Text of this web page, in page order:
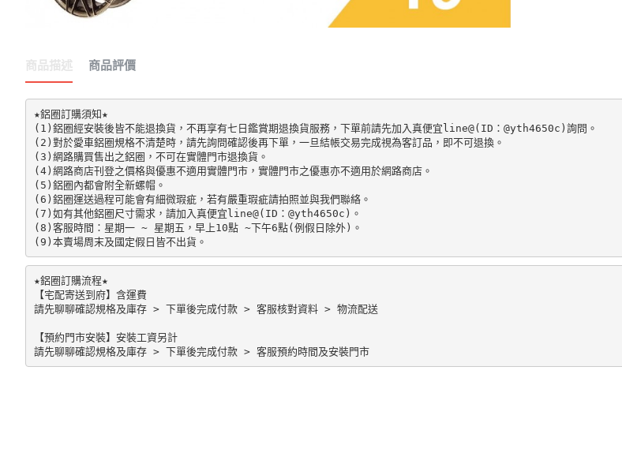
商品描述 商品評價
★鋁圈訂購須知★
(1)鋁圈經安裝後皆不能退換貨，不再享有七日鑑賞期退換貨服務，下單前請先加入真便宜line@(ID：@yth4650c)詢問。
(2)對於愛車鋁圈規格不清楚時，請先詢問確認後再下單，一旦結帳交易完成視為客訂品，即不可退換。
(3)網路購買售出之鋁圈，不可在實體門市退換貨。
(4)網路商店刊登之價格與優惠不適用實體門市，實體門市之優惠亦不適用於網路商店。
(5)鋁圈內都會附全新螺帽。
(6)鋁圈運送過程可能會有細微瑕疵，若有嚴重瑕疵請拍照並與我們聯絡。
(7)如有其他鋁圈尺寸需求，請加入真便宜line@(ID：@yth4650c)。
(8)客服時間：星期一 ~ 星期五，早上10點 ~下午6點(例假日除外)。
★鋁圈訂購流程★
【宅配寄送到府】含運費
請先聊聊確認規格及庫存 > 下單後完成付款 > 客服核對資料 > 物流配送
【預約門市安裝】安裝工資另計
請先聊聊確認規格及庫存 > 下單後完成付款 > 客服預約時間及安裝門市